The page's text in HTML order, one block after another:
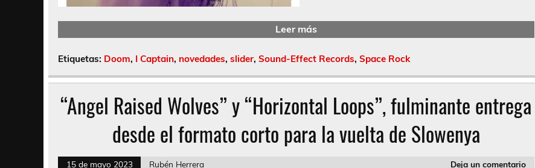
Leer más
Etiquetas: Doom, I Captain, novedades, slider, Sound-Effect Records, Space Rock
“Angel Raised Wolves” y “Horizontal Loops”, fulminante entrega
desde el formato corto para la vuelta de Slowenya
15 de mayo 2023 Rubén Herrera Deja un comentario